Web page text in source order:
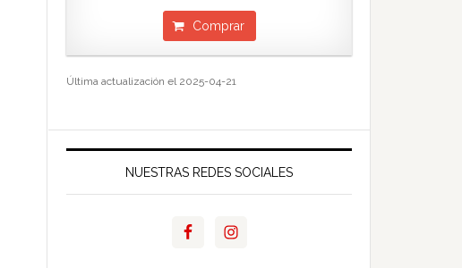
Comprar
Última actualización el 2025-04-21
NUESTRAS REDES SOCIALES